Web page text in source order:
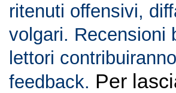
ritenuti offensivi,
volgari. Recensioni
lettori
feedback. Per